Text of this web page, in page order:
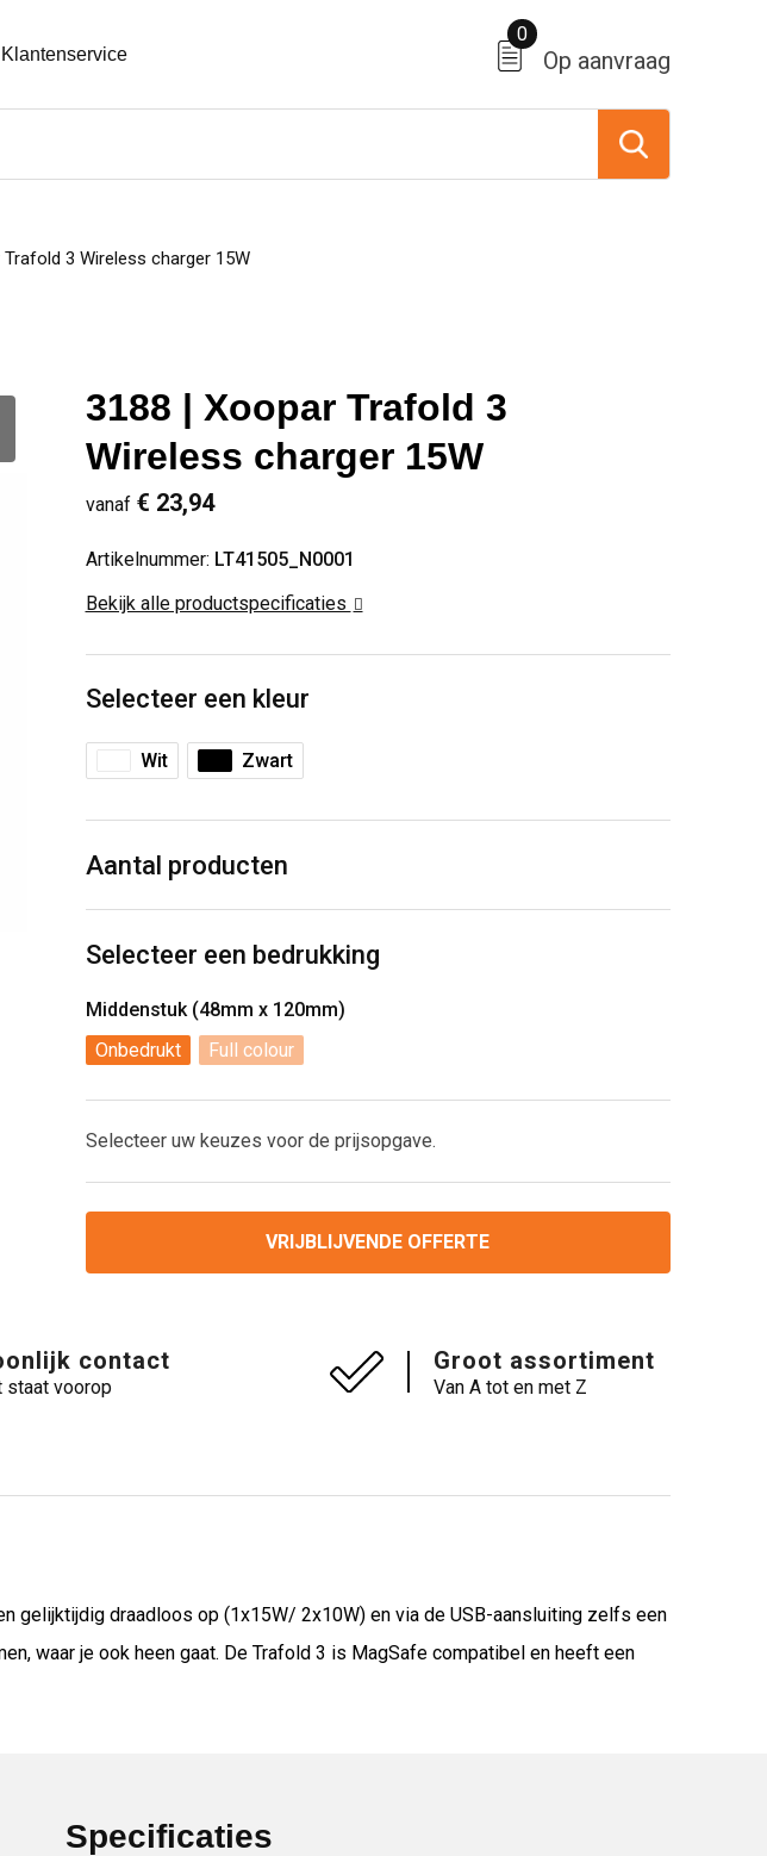
Klantenservice Op aanvraag
0
3 Wireless charger 15W
3188 | Xoopar Trafold 3
Wireless charger 15W
vanaf € 23,94
Artikelnummer: LT41505_N0001
Bekijk alle productspecificaties
Selecteer een kleur
Wit Zwart
Aantal producten
Selecteer een bedrukking
Middenstuk (48mm x 120mm)
Onbedrukt
Full colour
Selecteer uw keuzes voor de prijsopgave.
VRIJBLIJVENDE OFFERTE
contact
staat voorop
Groot assortiment
Van A tot en met Z
gelijktijdig draadloos op (1x15W/ 2x10W) en via de USB-aansluiting zelfs een
waar je ook heen gaat. De Trafold 3 is MagSafe compatibel en heeft een
Specificaties